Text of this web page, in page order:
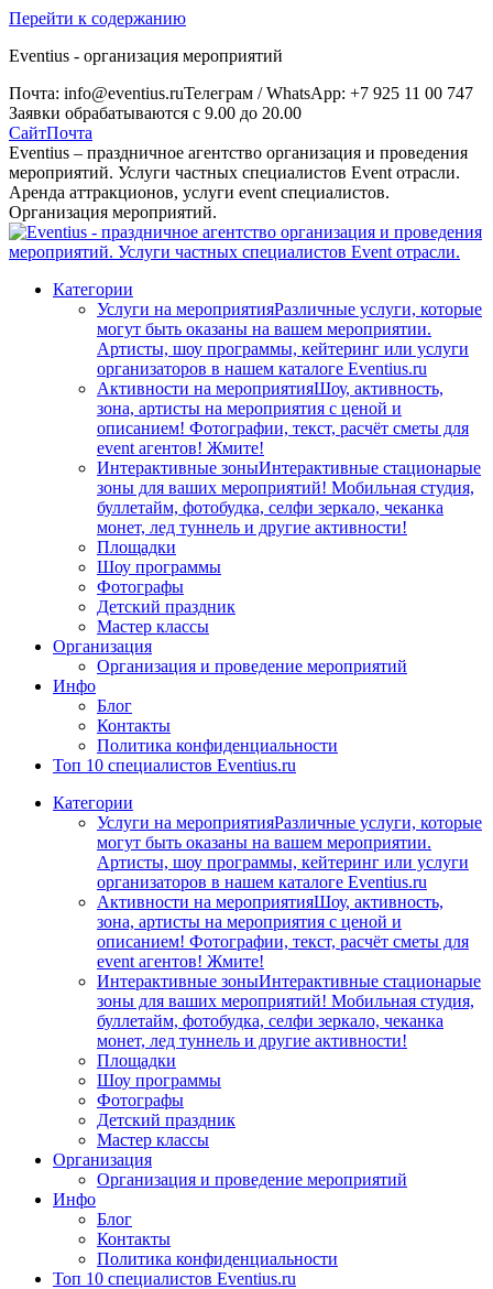
Перейти к содержанию
Eventius - организация мероприятий
Почта: info@eventius.ruТелеграм / WhatsApp: +7 925 11 00 747
Заявки обрабатываются с 9.00 до 20.00
СайтПочта
Eventius – праздничное агентство организация и проведения
мероприятий. Услуги частных специалистов Event отрасли.
Аренда аттракционов, услуги event специалистов.
Организация мероприятий.
Категории
Услуги на мероприятияРазличные услуги, которые
могут быть оказаны на вашем мероприятии.
Артисты, шоу программы, кейтеринг или услуги
организаторов в нашем каталоге Eventius.ru
Активности на мероприятияШоу, активность,
зона, артисты на мероприятия с ценой и
описанием! Фотографии, текст, расчёт сметы для
event агентов! Жмите!
Интерактивные зоныИнтерактивные стационарые
зоны для ваших мероприятий! Мобильная студия,
буллетайм, фотобудка, селфи зеркало, чеканка
монет, лед туннель и другие активности!
Площадки
Шоу программы
Фотографы
Детский праздник
Мастер классы
Организация
Организация и проведение мероприятий
Инфо
Блог
Контакты
Политика конфиденциальности
Топ 10 специалистов Eventius.ru
Категории
Услуги на мероприятияРазличные услуги, которые
могут быть оказаны на вашем мероприятии.
Артисты, шоу программы, кейтеринг или услуги
организаторов в нашем каталоге Eventius.ru
Активности на мероприятияШоу, активность,
зона, артисты на мероприятия с ценой и
описанием! Фотографии, текст, расчёт сметы для
event агентов! Жмите!
Интерактивные зоныИнтерактивные стационарые
зоны для ваших мероприятий! Мобильная студия,
буллетайм, фотобудка, селфи зеркало, чеканка
монет, лед туннель и другие активности!
Площадки
Шоу программы
Фотографы
Детский праздник
Мастер классы
Организация
Организация и проведение мероприятий
Инфо
Блог
Контакты
Политика конфиденциальности
Топ 10 специалистов Eventius.ru